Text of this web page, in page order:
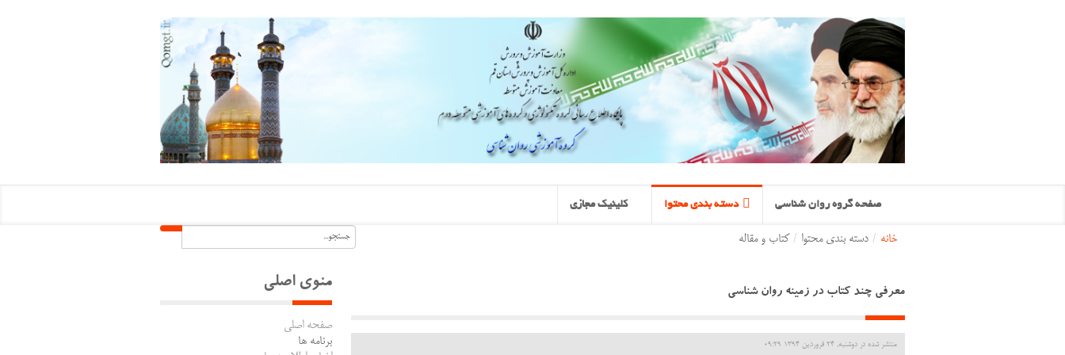
صفحه گروه روان شناسی دسته بندی محتوا کلینیک مجازی
خانه / دسته بندی محتوا / کتاب و مقاله
معرفی چند کتاب در زمینه روان شناسی
منتشر شده در دوشنبه, 24 فروردين 1394 09:29
منوی اصلی
صفحه اصلی
برنامه ها